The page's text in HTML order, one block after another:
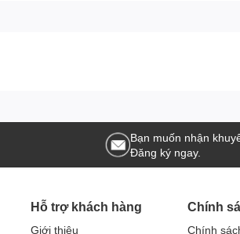
Bạn muốn nhận
Đăng ký ngay.
Hỗ trợ khách hàng
Giới thiệu
Chính
Chính